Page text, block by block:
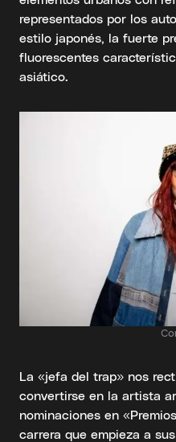
representados por los
estilo japonés, la fuerte
fluorescentes
asiático.
La «jefa del trap» nos
convertirse en la artista
nominaciones en
carrera que empieza a